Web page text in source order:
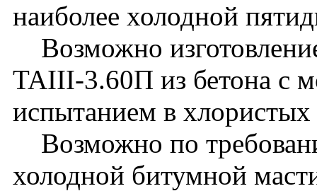
наиболее холодной
Возможно
TAIII-3.60П из бетона с
испытанием в хлористых
Возможно по
холодной битумной